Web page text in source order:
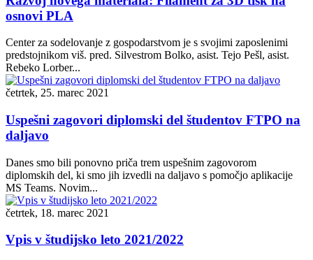
osnovi PLA
Center za sodelovanje z gospodarstvom je s svojimi zaposlenimi
predstojnikom viš. pred. Silvestrom Bolko, asist. Tejo Pešl, asist.
Rebeko Lorber...
četrtek, 25. marec 2021
Uspešni zagovori diplomski del študentov FTPO na
daljavo
Danes smo bili ponovno priča trem uspešnim zagovorom
diplomskih del, ki smo jih izvedli na daljavo s pomočjo aplikacije
MS Teams. Novim...
četrtek, 18. marec 2021
Vpis v študijsko leto 2021/2022